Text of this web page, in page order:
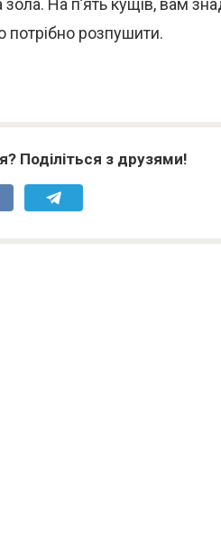
На п’ять кущів, вам
потрібно розпушити.
Поділіться з друзями!